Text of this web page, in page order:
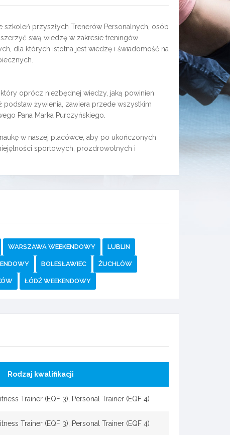
szkoleń przyszłych Trenerów Personalnych, osób
swą wiedzę w zakresie treningów
dla których istotna jest wiedzę i świadomość na
oprócz niezbędnej wiedzy, jaką powinien
podstaw żywienia, zawiera przede wszystkim
Pana Marka Purczyńskiego.
w naszej placówce, aby po ukończonych
sportowych, prozdrowotnych i
WARSZAWA WEEKENDOWY LUBLIN
BOLESŁAWIEC ŻUCHLÓW
ŁÓDŹ WEEKENDOWY
Rodzaj kwalifikacji
Trainer (EQF 3), Personal Trainer (EQF 4)
Trainer (EQF 3), Personal Trainer (EQF 4)